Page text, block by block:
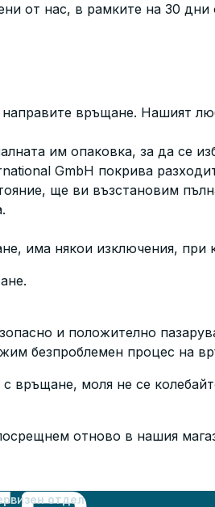
от нас, в рамките на 30
връщане. Нашият
им опаковка, за да се
GmbH покрива
ще ви възстановим
има някои изключения, при
и положително
безпроблемен процес на
моля не се
отново в нашия
отдел